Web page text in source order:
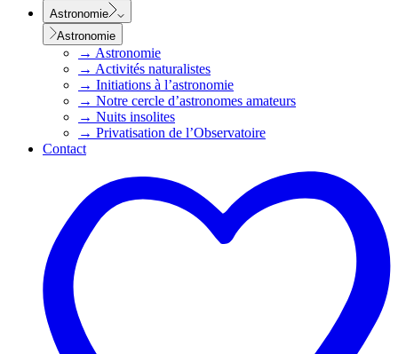
Astronomie
Astronomie
→ Astronomie
→ Activités naturalistes
→ Initiations à l’astronomie
→ Notre cercle d’astronomes amateurs
→ Nuits insolites
→ Privatisation de l’Observatoire
Contact